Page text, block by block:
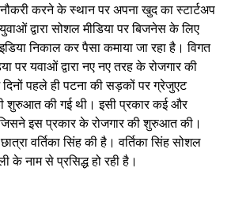
करने के स्थान पर अपना खुद का स्टार्टअप
द्वारा सोशल मीडिया पर बिजनेस के लिए
निकाल कर पैसा कमाया जा रहा है। विगत
पर यवाओं द्वारा नए नए तरह के रोजगार की
पहले ही पटना की सड़कों पर ग्रेजुएट
की शुरुआत की गई थी। इसी प्रकार कई और
इस प्रकार के रोजगार की शुरुआत की।
वर्तिका सिंह की है। वर्तिका सिंह सोशल
के नाम से प्रसिद्ध हो रही है।